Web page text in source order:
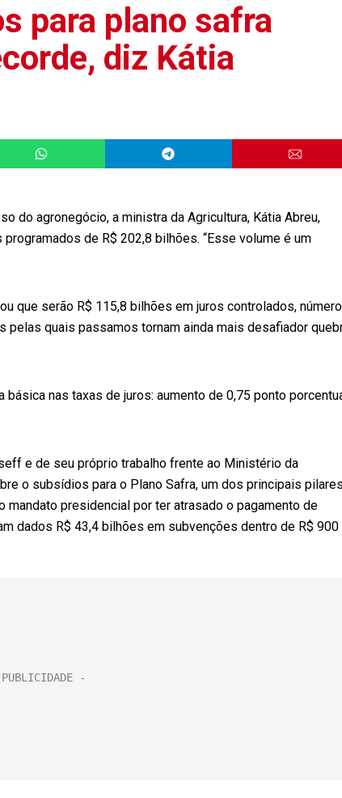
para plano safra
diz Kátia
do agronegócio, a ministra da Agricultura, Kátia Abreu,
de R$ 202,8 bilhões. “Esse volume é um
que serão R$ 115,8 bilhões em juros controlados, número
pelas quais passamos tornam ainda mais desafiador
nas taxas de juros: aumento de 0,75 ponto
e de seu próprio trabalho frente ao Ministério da
o subsídios para o Plano Safra, um dos principais pilares
presidencial por ter atrasado o pagamento de
dados R$ 43,4 bilhões em subvenções dentro de R$ 900